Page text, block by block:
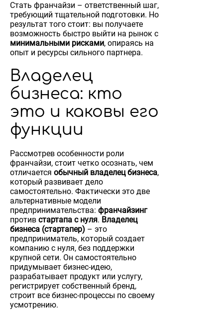
Стать франчайзи – ответственный шаг,
требующий тщательной подготовки. Но
результат того стоит: вы получаете
возможность быстро выйти на рынок с
минимальными рисками, опираясь на
опыт и ресурсы сильного партнера.
Владелец
бизнеса: кто
это и каковы его
функции
Рассмотрев особенности роли
франчайзи, стоит четко осознать, чем
отличается обычный владелец бизнеса,
который развивает дело
самостоятельно. Фактически это две
альтернативные модели
предпринимательства: франчайзинг
против стартапа с нуля. Владелец
бизнеса (стартапер) – это
предприниматель, который создает
компанию с нуля, без поддержки
крупной сети. Он самостоятельно
придумывает бизнес-идею,
разрабатывает продукт или услугу,
регистрирует собственный бренд,
строит все бизнес-процессы по своему
усмотрению.